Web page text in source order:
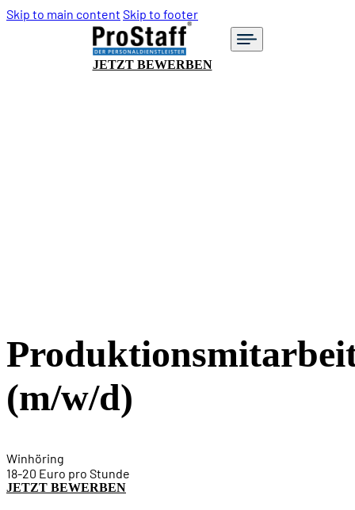
Skip to main content Skip to footer
JETZT BEWERBEN
(m/w/d)
Winhöring
18-20 Euro pro Stunde
JETZT BEWERBEN